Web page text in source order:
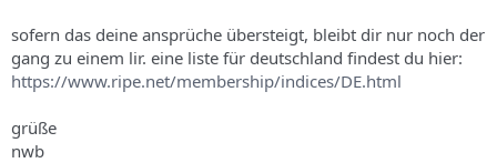
sofern das deine ansprüche übersteigt, bleibt dir nur noch der
gang zu einem lir. eine liste für deutschland findest du hier:
https://www.ripe.net/membership/indices/DE.html
grüße
nwb